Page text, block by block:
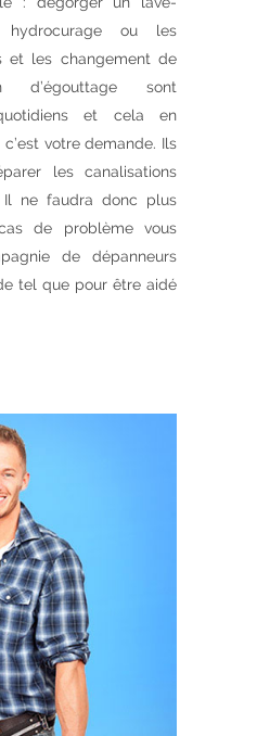
ou les
et les changement de
d’égouttage sont
et cela en
votre demande. Ils
les canalisations
Il ne faudra donc plus
de problème vous
de dépanneurs
tel que pour être aidé